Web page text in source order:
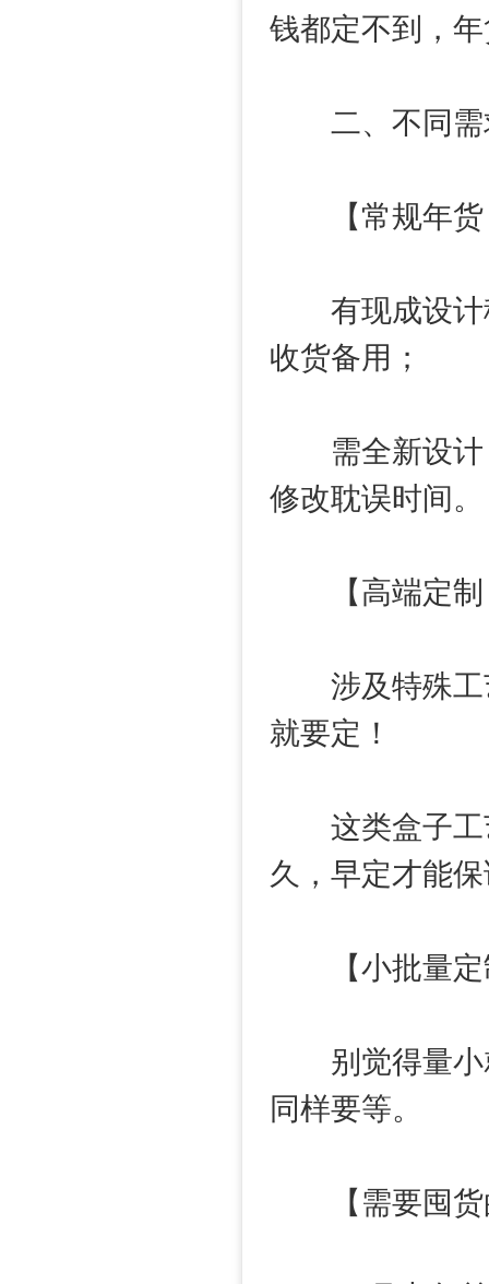
钱都定不到，
二、不同需
【常规年货
有现成设计稿
收货备用；
需全新设计：
修改耽误时间。
【高端定制
涉及特殊工艺
就要定！
这类盒子工艺
久，早定才能
【小批量定
别觉得量小就
同样要等。
【需要囤货